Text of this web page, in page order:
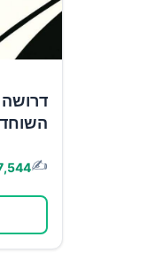
השוחד
✍️